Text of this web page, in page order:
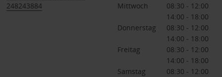
248243884
Mittwoch
08:30 - 12:00
14:00 - 18:00
Donnerstag
08:30 - 12:00
14:00 - 18:00
Freitag
08:30 - 12:00
14:00 - 18:00
Samstag
08:30 - 12:00